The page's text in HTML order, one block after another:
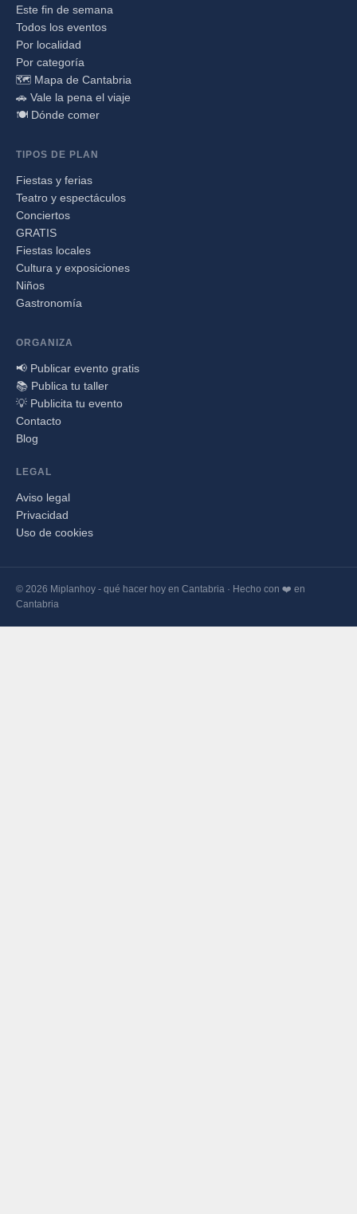
Este fin de semana
Todos los eventos
Por localidad
Por categoría
🗺️ Mapa de Cantabria
🚗 Vale la pena el viaje
🍽️ Dónde comer
TIPOS DE PLAN
Fiestas y ferias
Teatro y espectáculos
Conciertos
GRATIS
Fiestas locales
Cultura y exposiciones
Niños
Gastronomía
ORGANIZA
📢 Publicar evento gratis
📚 Publica tu taller
💡 Publicita tu evento
Contacto
Blog
LEGAL
Aviso legal
Privacidad
Uso de cookies
© 2026 Miplanhoy - qué hacer hoy en Cantabria · Hecho con ❤️ en
Cantabria